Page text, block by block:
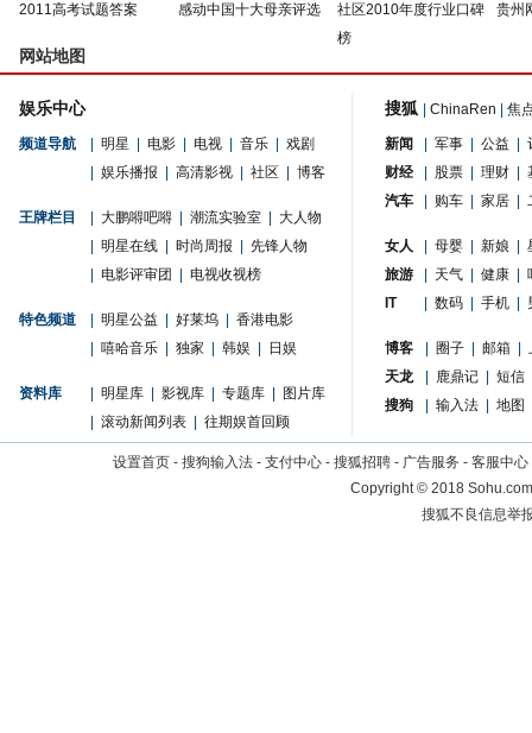
2011高考试题答案
感动中国十大母亲评选
社区2010年度行业口碑
榜
贵州
网站地图
娱乐中心
频道导航 明星 电影 电视 音乐
戏剧
娱乐播报 高清影视 社区 博客
王牌栏目 大鹏嘚吧嘚 潮流实验室
大人物
明星在线 时尚周报
先锋人物
电影评审团 电视收视榜
特色频道 明星公益 好莱坞
香港电影
嘻哈音乐 独家 韩娱 日娱
资料库 明星库 影视库 专题库
图片库
滚动新闻列表 往期娱首回顾
搜狐 ChinaRen 焦
新闻 军事 公益
财经
股票 理财
汽车
购车 家居
女人 母婴 新娘
旅游
天气 健康
IT
数码 手机
博客 圈子 邮箱
天龙
鹿鼎记
短信
搜狗
输入法 地图
设置首页 - 搜狗输入法 - 支付中心 - 搜狐招聘 - 广告服务 - 客服中心
Copyright©2018
搜狐不良信息举